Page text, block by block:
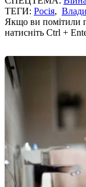
ТЕГИ: Росія,
Якщо ви помітили
натисніть Ctrl +